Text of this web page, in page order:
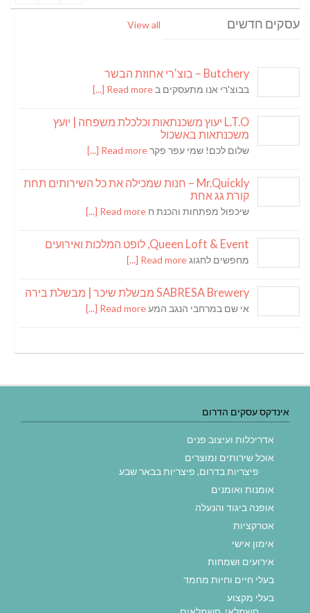
עסקים חדשים View all
Butchery – בוצ'רי אחוזת הבשר
בבוצ'רי אנו מתעסקים ב Read more [...]
L.T.O יעוץ משכנתאות וכלכלת משפחה | יועץ
משכנתאות באשכול
שלום לכם! שמי עפר פקרRead more [...]
Mr.Quickly – חנות שמכילה את כל השירותים תחת
קורת גג אחת
שיכפול מפתחות והכנת ח Read more [...]
Queen Loft & Event, לופט המלכות ואירועים
מחפשים לחגוגRead more [...]
SABRESA Brewery מבשלת שיכר | מבשלת בירה
אי שם במרחבי הנגב המעRead more [...]
אינדקס עסקים הדרום
אדריכלות ועיצוב פנים
אוכל שירותים ומוצרים
פיצריות בדרום, פיצריות בבאר שבע
אומנות ואומנים
אופנה ביגוד והנעלה
אטרקציות
אימון אישי
אירועים ושמחות
בעלי חיים וחיות מחמד
בעלי מקצוע